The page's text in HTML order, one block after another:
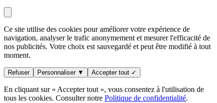
Ce site utilise des cookies pour améliorer votre expérience de
navigation, analyser le trafic anonymement et mesurer l'efficacité de
nos publicités. Votre choix est sauvegardé et peut être modifié à tout
moment.
Refuser Personnaliser ▼ Accepter tout ✓
En cliquant sur « Accepter tout », vous consentez à l'utilisation de
tous les cookies. Consulter notre Politique de confidentialité.